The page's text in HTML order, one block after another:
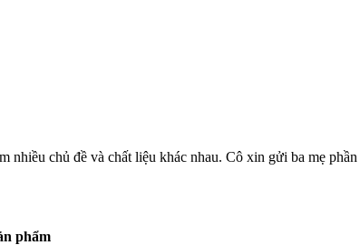
chủ đề và chất liệu khác nhau. Cô xin gửi ba mẹ
phẩm